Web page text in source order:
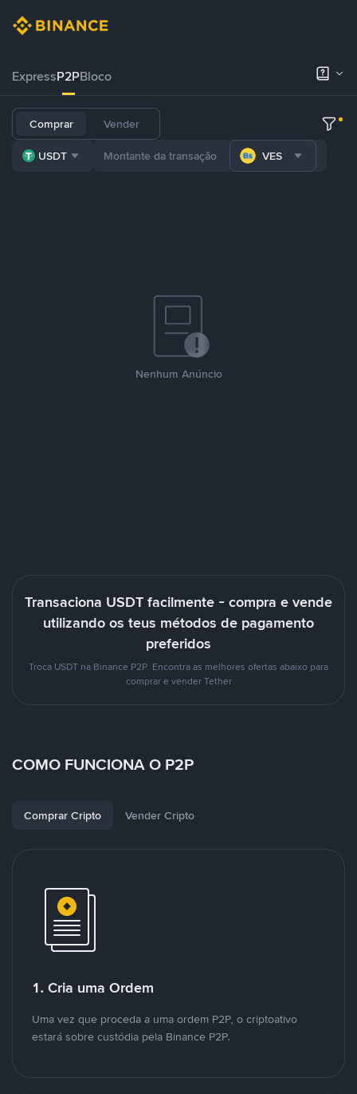
ExpressP2PBloco
Comprar Vender
USDT VES
Nenhum Anúncio
Transaciona USDT facilmente - compra e vende
utilizando os teus métodos de pagamento
preferidos
Troca USDT na Binance P2P. Encontra as melhores ofertas abaixo para
comprar e vender Tether
COMO FUNCIONA O P2P
Comprar Cripto Vender Cripto
1. Cria uma Ordem
Uma vez que proceda a uma ordem P2P, o criptoativo
estará sobre custódia pela Binance P2P.